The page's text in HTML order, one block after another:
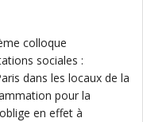
colloque
sociales :
dans les locaux de la
pour la
en effet à